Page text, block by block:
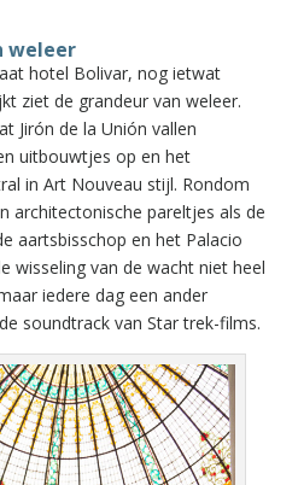
weleer
hotel Bolivar, nog ietwat
ziet de grandeur van weleer.
Jirón de la Unión vallen
uitbouwtjes op en het
in Art Nouveau stijl. Rondom
architectonische pareltjes als de
aartsbisschop en het Palacio
wisseling van de wacht niet heel
iedere dag een ander
soundtrack van Star trek-films.